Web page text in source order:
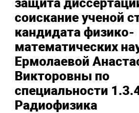
соискание ученой
кандидата физико-
математических
Ермолаевой
Викторовны по
специальности
Радиофизика